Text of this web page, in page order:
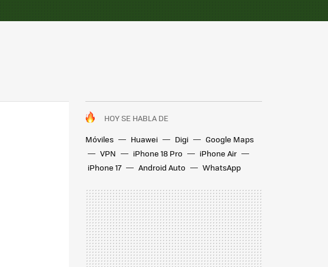
HOY SE HABLA DE
Móviles
Huawei Digi
Google Maps
VPN
iPhone 18 Pro
iPhone Air
iPhone 17
Android Auto WhatsApp